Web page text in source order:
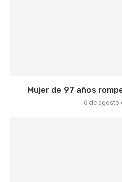
Mujer de 97 años
6 de agosto